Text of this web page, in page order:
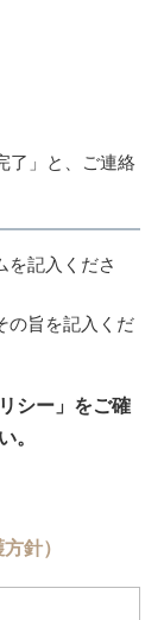
了」と、ご連絡
記入くださ
の旨を記入くだ
シー」をご確
。
針）